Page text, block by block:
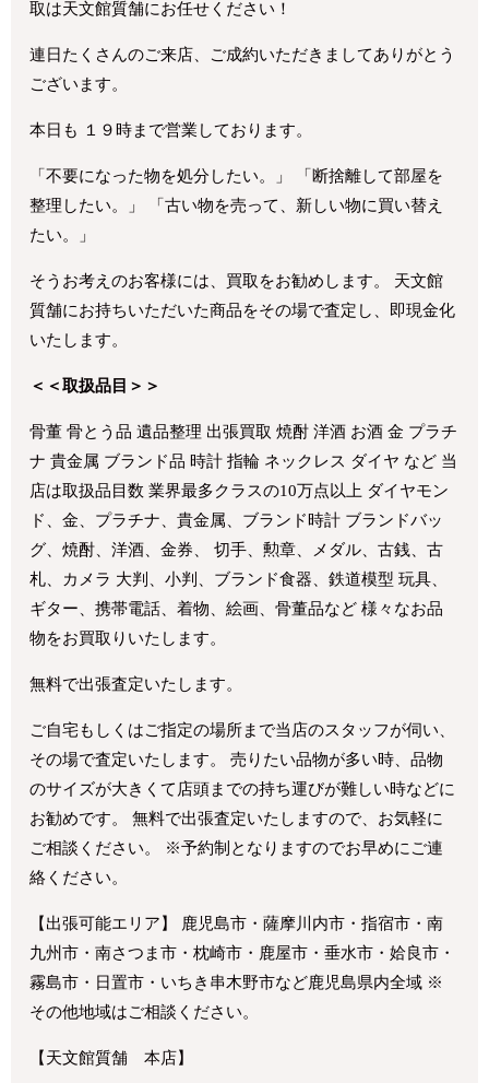
取は天文館質舗にお任せください！
連日たくさんのご来店、ご成約いただきましてありがとう
ございます。
本日も １９時まで営業しております。
「不要になった物を処分したい。」 「断捨離して部屋を
整理したい。」 「古い物を売って、新しい物に買い替え
たい。」
そうお考えのお客様には、買取をお勧めします。 天文館
質舗にお持ちいただいた商品をその場で査定し、即現金化
いたします。
＜＜取扱品目＞＞
骨董 骨とう品 遺品整理 出張買取 焼酎 洋酒 お酒 金 プラチ
ナ 貴金属 ブランド品 時計 指輪 ネックレス ダイヤ など 当
店は取扱品目数 業界最多クラスの10万点以上 ダイヤモン
ド、金、プラチナ、貴金属、ブランド時計 ブランドバッ
グ、焼酎、洋酒、金券、 切手、勲章、メダル、古銭、古
札、カメラ 大判、小判、ブランド食器、鉄道模型 玩具、
ギター、携帯電話、着物、絵画、骨董品など 様々なお品
物をお買取りいたします。
無料で出張査定いたします。
ご自宅もしくはご指定の場所まで当店のスタッフが伺い、
その場で査定いたします。 売りたい品物が多い時、品物
のサイズが大きくて店頭までの持ち運びが難しい時などに
お勧めです。 無料で出張査定いたしますので、お気軽に
ご相談ください。 ※予約制となりますのでお早めにご連
絡ください。
【出張可能エリア】 鹿児島市・薩摩川内市・指宿市・南
九州市・南さつま市・枕崎市・鹿屋市・垂水市・姶良市・
霧島市・日置市・いちき串木野市など鹿児島県内全域 ※
その他地域はご相談ください。
【天文館質舗 本店】